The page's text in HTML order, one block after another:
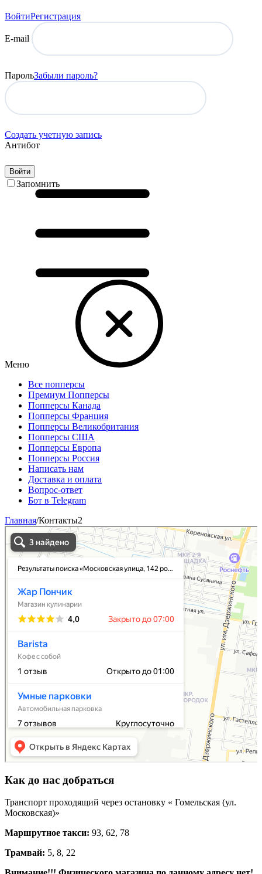
ВойтиРегистрация
E-mail
ПарольЗабыли пароль?
Создать учетную запись
Антибот
Войти
Запомнить
Меню
Все попперсы
Премиум Попперсы
Попперсы Канада
Попперсы Франция
Попперсы Великобритания
Попперсы США
Попперсы Европа
Попперсы Россия
Написать нам
Доставка и оплата
Вопрос-ответ
Бот в Telegram
Главная/Контакты2
Секс-шоп в Краснодаре
Как до нас добраться
Транспорт проходящий через остановку « Гомельская (ул.
Московская)»
Маршрутное такси: 93, 62, 78
Трамвай: 5, 8, 22